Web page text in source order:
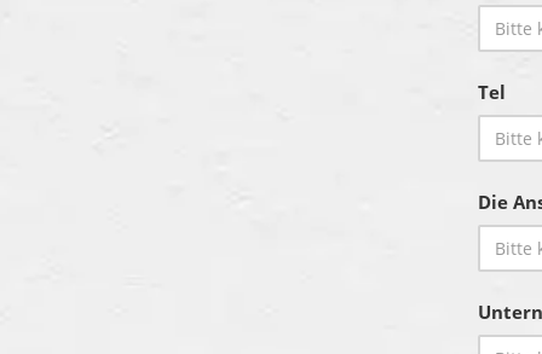
Tel
Die